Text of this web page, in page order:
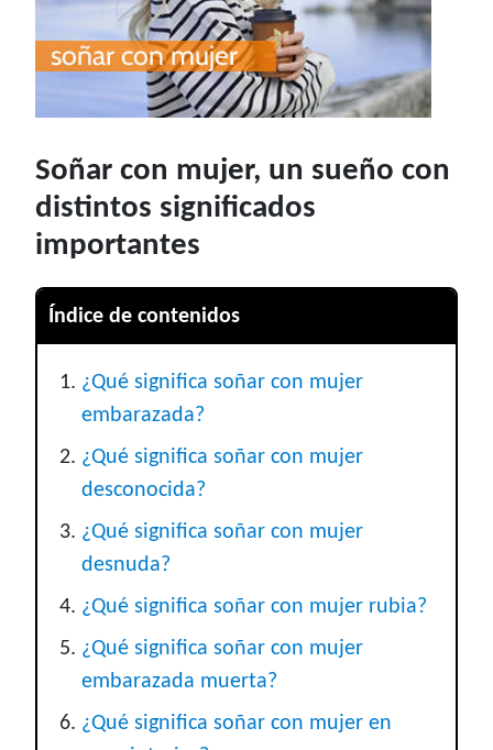
Soñar con mujer, un sueño con
distintos significados
importantes
Índice de contenidos
¿Qué significa soñar con mujer
embarazada?
¿Qué significa soñar con mujer
desconocida?
¿Qué significa soñar con mujer
desnuda?
¿Qué significa soñar con mujer rubia?
¿Qué significa soñar con mujer
embarazada muerta?
¿Qué significa soñar con mujer en